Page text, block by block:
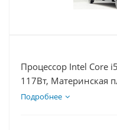
Процессор Intel Core
117Вт, Материнская
WIFI D5, Видеокарта
Подробнее